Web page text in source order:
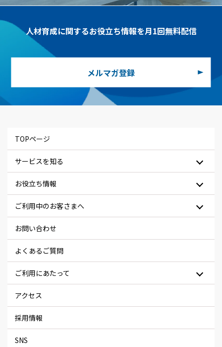
人材育成に関するお役立ち情報を月1回無料配信
メルマガ登録
TOPページ
サービスを知る
お役立ち情報
ご利用中のお客さまへ
お問い合わせ
よくあるご質問
ご利用にあたって
アクセス
採用情報
SNS